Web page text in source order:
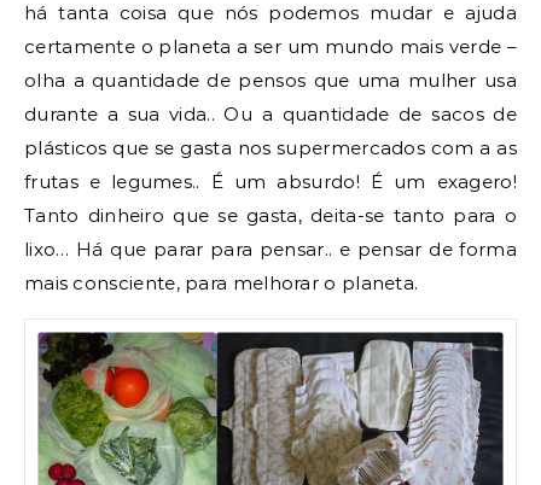
há tanta coisa que nós podemos mudar e ajuda
certamente o planeta a ser um mundo mais verde –
olha a quantidade de pensos que uma mulher usa
durante a sua vida.. Ou a quantidade de sacos de
plásticos que se gasta nos supermercados com a as
frutas e legumes.. É um absurdo! É um exagero!
Tanto dinheiro que se gasta, deita-se tanto para o
lixo… Há que parar para pensar.. e pensar de forma
mais consciente, para melhorar o planeta.